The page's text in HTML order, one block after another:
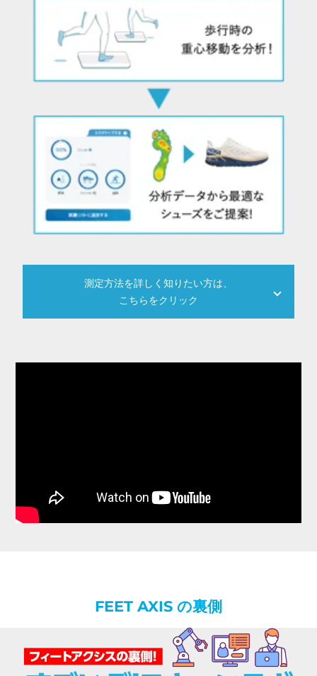
測定方法を詳しく知りたい方は、
こちらをクリック
FEET AXIS の裏側